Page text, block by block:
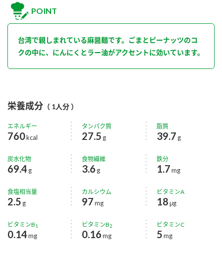
POINT
台湾で親しまれている麻醤麺です。ごまとピーナッツのコ
クの中に、にんにくとラー油がアクセントに効いています。
栄養成分 （ 1人分 ）
エネルギー
760kcal
タンパク質
27.5 g
脂質
39.7 g
炭水化物
69.4 g
食物繊維
3.6 g
鉄分
1.7mg
食塩相当量
2.5 g
カルシウム
97 mg
ビタミンA
18μg
ビタミンB1
0.14mg
ビタミンB2
0.16 mg
ビタミンC
5mg